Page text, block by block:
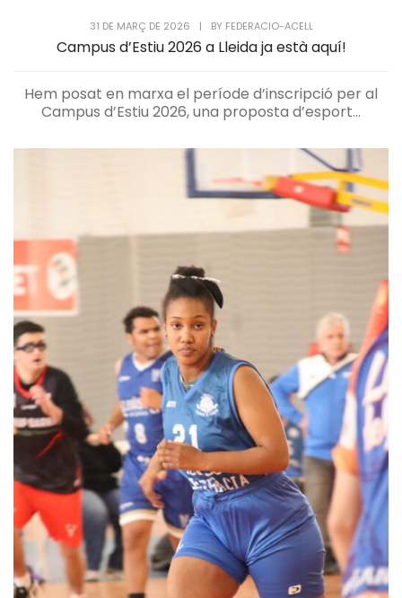
31 DE MARÇ DE 2026 | BY FEDERACIO-ACELL
Campus d’Estiu 2026 a Lleida ja està aquí!
Hem posat en marxa el període d’inscripció per al
Campus d’Estiu 2026, una proposta d’esport...